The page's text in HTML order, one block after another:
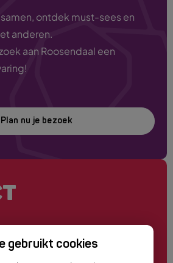
gebruikt cookies
ontdek must-sees en
anderen.
aan Roosendaal een
Plan nu je bezoek